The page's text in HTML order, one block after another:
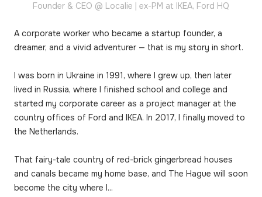
Founder & CEO @ Localie | ex-PM at IKEA, Ford HQ
A corporate worker who became a startup founder, a
dreamer, and a vivid adventurer — that is my story in short.
I was born in Ukraine in 1991, where I grew up, then later
lived in Russia, where I finished school and college and
started my corporate career as a project manager at the
country offices of Ford and IKEA. In 2017, I finally moved to
the Netherlands.
That fairy-tale country of red-brick gingerbread houses
and canals became my home base, and The Hague will soon
become the city where I...